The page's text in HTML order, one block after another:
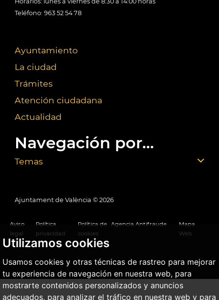
Utilizamos cookies
Usamos cookies y otras técnicas de rastreo para mejorar
tu experiencia de navegación en nuestra web, para
mostrarte contenidos personalizados y anuncios
adecuados, para analizar el tráfico en nuestra web y para
Teléfono: 963 52 54 78
Ayuntamiento
La ciudad
Trámites
Atención ciudadana
Actualidad
Navegación por...
Temas
Ajuntament de València © 2026
Aviso
legal
Política
privacidad
Política de
cookies
Agencia Antifraude
Mapa
Web